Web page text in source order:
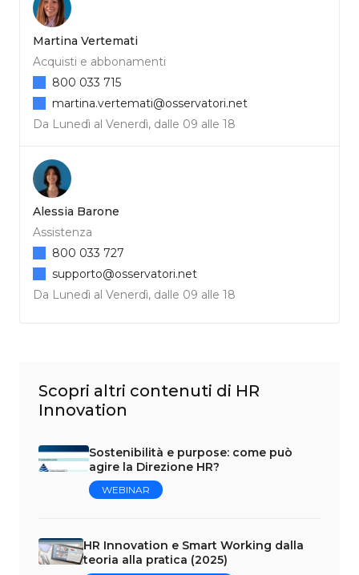
Martina Vertemati
Acquisti e abbonamenti
Da Lunedì al Venerdì, dalle 09 alle 18
800 033 715
martina.vertemati@osservatori.net
Alessia Barone
Assistenza
Da Lunedì al Venerdì, dalle 09 alle 18
800 033 727
supporto@osservatori.net
Scopri altri contenuti di HR
Innovation
Sostenibilità e purpose: come può
agire la Direzione HR?
WEBINAR
HR Innovation e Smart Working dalla
teoria alla pratica (2025)